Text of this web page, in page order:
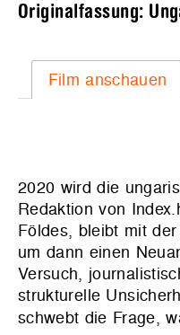
Originalfassung:
Film anschauen
2020 wird die
Redaktion von
Földes, bleibt mit
um dann einen
Versuch,
strukturelle
schwebt die Frage,